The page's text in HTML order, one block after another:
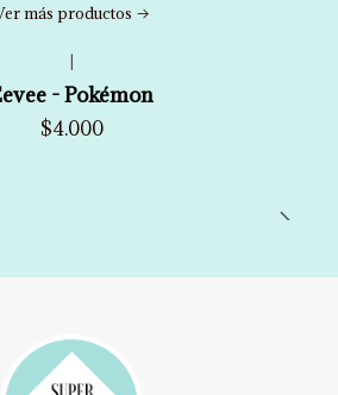
más productos
- Pokémon
$4.000